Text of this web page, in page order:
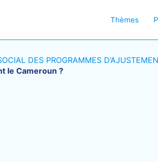
Thèmes
DES PROGRAMMES
le Cameroun ?